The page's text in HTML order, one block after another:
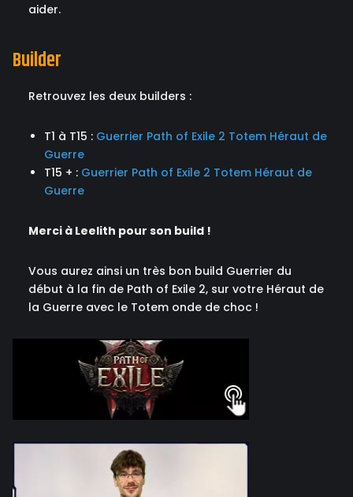
aider.
Builder
Retrouvez les deux builders :
T1 à T15 : Guerrier Path of Exile 2 Totem Héraut de
Guerre
T15 + : Guerrier Path of Exile 2 Totem Héraut de
Guerre
Merci à Leelith pour son build !
Vous aurez ainsi un très bon build Guerrier du
début à la fin de Path of Exile 2, sur votre Héraut de
la Guerre avec le Totem onde de choc !